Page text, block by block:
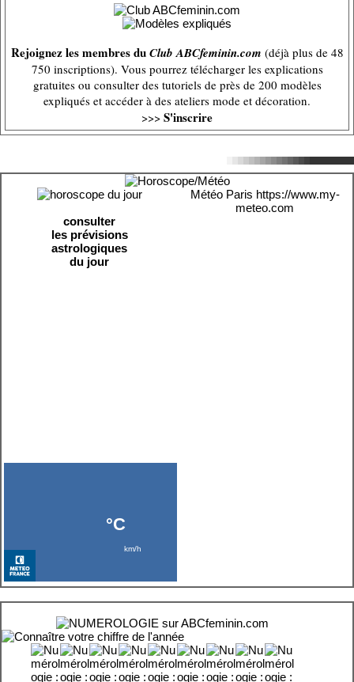
Rejoignez les membres duClub ABCfeminin.com (déjà plus de 48
750 inscriptions). Vous pourrez télécharger les explications
gratuites ou consulter des tutoriels de près de 200 modèles
expliqués et accéder à des ateliers mode et décoration.
>>> S'inscrire
consulter
les prévisions
astrologiques
du jour
Météo Paris https://www.my-
meteo.com